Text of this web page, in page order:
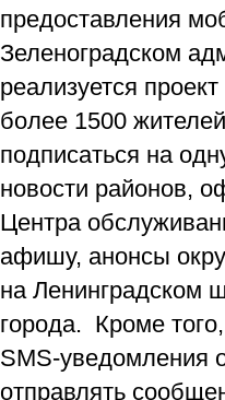
предоставления
Зеленоградском
реализуется
более 1500
подписаться на
новости районов,
Центра
афишу, анонсы
на Ленинградском
города. Кроме
SMS-уведомления
отправлять